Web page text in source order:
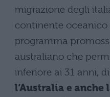
migrazione degli
continente oceanico
programma
australiano che
inferiore ai 31 anni, di
l’Australia e anche